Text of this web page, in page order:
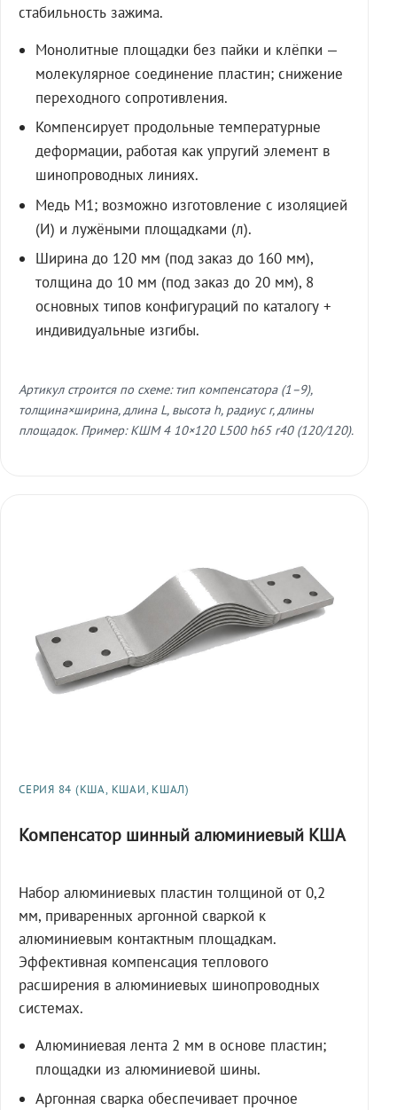
стабильность зажима.
Монолитные площадки без пайки и клёпки —
молекулярное соединение пластин; снижение
переходного сопротивления.
Компенсирует продольные температурные
деформации, работая как упругий элемент в
шинопроводных линиях.
Медь М1; возможно изготовление с изоляцией
(И) и лужёными площадками (л).
Ширина до 120 мм (под заказ до 160 мм),
толщина до 10 мм (под заказ до 20 мм), 8
основных типов конфигураций по каталогу +
индивидуальные изгибы.
Артикул строится по схеме: тип компенсатора (1–9),
толщина×ширина, длина L, высота h, радиус r, длины
площадок. Пример: КШМ 4 10×120 L500 h65 r40 (120/120).
СЕРИЯ 84 (КША, КШАИ, КШАЛ)
Компенсатор шинный алюминиевый КША
Набор алюминиевых пластин толщиной от 0,2
мм, приваренных аргонной сваркой к
алюминиевым контактным площадкам.
Эффективная компенсация теплового
расширения в алюминиевых шинопроводных
системах.
Алюминиевая лента 2 мм в основе пластин;
площадки из алюминиевой шины.
Аргонная сварка обеспечивает прочное